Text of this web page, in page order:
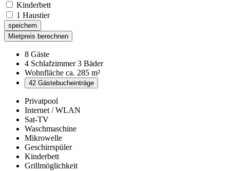
Kinderbett
1 Haustier
speichern
Mietpreis berechnen
8 Gäste
4 Schlafzimmer 3 Bäder
Wohnfläche ca. 285 m²
42 Gästebucheinträge
Privatpool
Internet / WLAN
Sat-TV
Waschmaschine
Mikrowelle
Geschirrspüler
Kinderbett
Grillmöglichkeit